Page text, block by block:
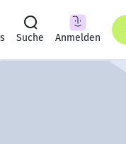
Suche Anmelden